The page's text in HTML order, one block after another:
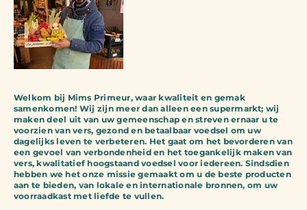
Welkom bij Mims Primeur, waar kwaliteit en gemak
samenkomen! Wij zijn meer dan alleen een supermarkt; wij
maken deel uit van uw gemeenschap en streven ernaar u te
voorzien van vers, gezond en betaalbaar voedsel om uw
dagelijks leven te verbeteren. Het gaat om het bevorderen van
een gevoel van verbondenheid en het toegankelijk maken van
vers, kwalitatief hoogstaand voedsel voor iedereen. Sindsdien
hebben we het onze missie gemaakt om u de beste producten
aan te bieden, van lokale en internationale bronnen, om uw
voorraadkast met liefde te vullen.